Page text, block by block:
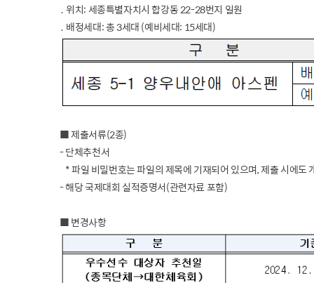
․ 위치: 세종특별자치시 합강동 22-28번지 일원
․ 배정세대: 총 3세대 (예비세대: 15세대)
■ 제출서류(2종)
- 단체추천서
* 파일 비밀번호는 파일의 제목에 기재되어 있으며, 제출 시에
- 해당 국제대회 실적증명서(관련자료 포함)
■ 변경사항